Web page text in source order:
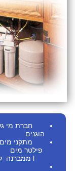
חברת מי גל
הוגנים
מתקני
פילטר מים
ממברנה